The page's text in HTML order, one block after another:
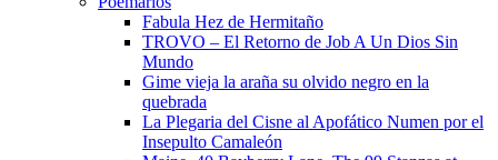
Fabula Hez de Hermitaño
TROVO – El Retorno de Job A Un Dios Sin
Mundo
Gime vieja la araña su olvido negro en la
quebrada
La Plegaria del Cisne al Apofático Numen por el
Insepulto Camaleón